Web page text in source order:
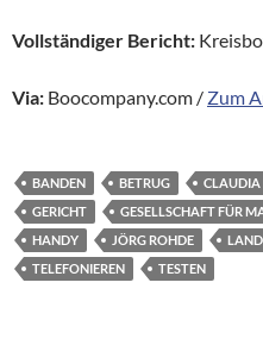
Vollständiger Bericht:
Via: Boocompany.com / Zum
BANDEN BETRUG CLAUDIA
GERICHT
GESELLSCHAFT FÜR
HANDY
JÖRG ROHDE
TELEFONIEREN
TESTEN